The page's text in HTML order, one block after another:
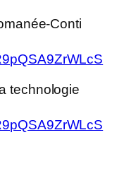
Conti
technologie